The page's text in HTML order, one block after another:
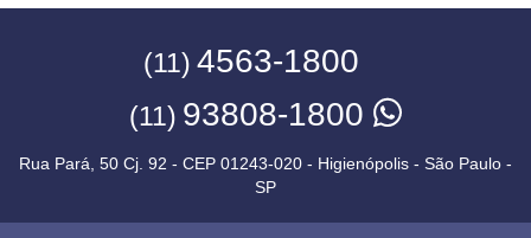
(11) 4563-1800
(11) 93808-1800
Rua Pará, 50 Cj. 92 - CEP 01243-020 - Higienópolis - São Paulo -
SP